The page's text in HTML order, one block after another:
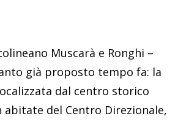
Muscarà e Ronghi –
già proposto tempo fa: la
dal centro storico
abitate del Centro Direzionale,